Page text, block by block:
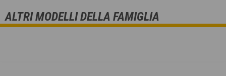
ALTRI MODELLI DELLA FAMIGLIA